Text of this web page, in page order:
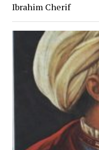
Ibrahim Cherif